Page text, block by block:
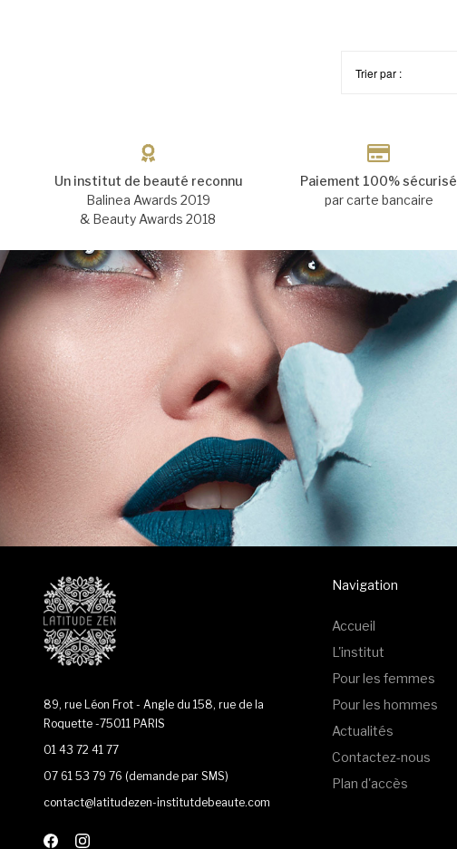
Un institut de beauté reconnu
Balinea Awards 2019
& Beauty Awards 2018
Paiement 100% sécurisé
par carte bancaire
89, rue Léon Frot - Angle du 158, rue de la
Roquette -75011 PARIS
01 43 72 41 77
07 61 53 79 76 (demande par SMS)
contact@latitudezen-institutdebeaute.com
Navigation
Accueil
L'institut
Pour les femmes
Pour les hommes
Actualités
Contactez-nous
Plan d'accès